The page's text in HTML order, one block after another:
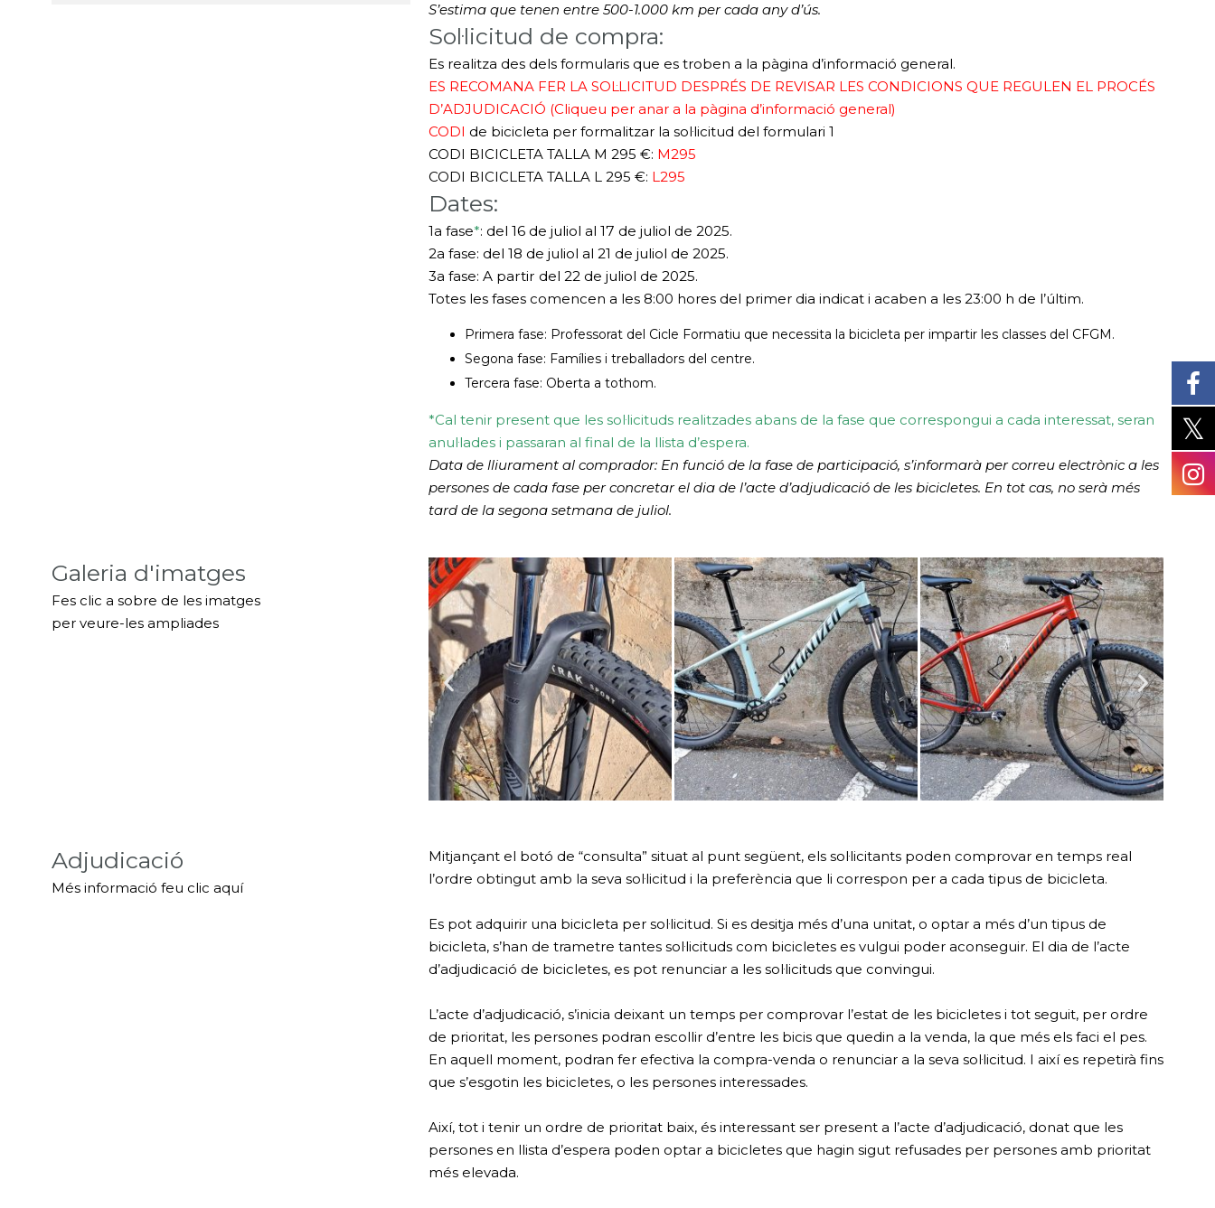
S’estima que tenen entre 500-1.000 km per cada any d’ús.
Sol·licitud de compra:
Es realitza des dels formularis que es troben a la pàgina d’informació general.
ES RECOMANA FER LA SOL·LICITUD DESPRÉS DE REVISAR LES CONDICIONS QUE REGULEN EL PROCÉS
D’ADJUDICACIÓ (Cliqueu per anar a la pàgina d’informació general)
CODI de bicicleta per formalitzar la sol·licitud del formulari 1
CODI BICICLETA TALLA M 295 €: M295
CODI BICICLETA TALLA L 295 €: L295
Dates:
1a fase*: del 16 de juliol al 17 de juliol de 2025.
2a fase: del 18 de juliol al 21 de juliol de 2025.
3a fase: A partir del 22 de juliol de 2025.
Totes les fases comencen a les 8:00 hores del primer dia indicat i acaben a les 23:00 h de l’últim.
Primera fase: Professorat del Cicle Formatiu que necessita la bicicleta per impartir les classes del CFGM.
Segona fase: Famílies i treballadors del centre.
Tercera fase: Oberta a tothom.
*Cal tenir present que les sol·licituds realitzades abans de la fase que correspongui a cada interessat, seran
anul·lades i passaran al final de la llista d’espera.
Data de lliurament al comprador:En funció de la fase de participació, s’informarà per correu electrònic a les
persones de cada fase per concretar el dia de l’acte d’adjudicació de les bicicletes. En tot cas, no serà més
tard de la segona setmana de juliol.
Galeria d'imatges
Fes clic a sobre de les imatges
per veure-les ampliades
Adjudicació
Més informació feu clic aquí
Mitjançant el botó de “consulta” situat al punt següent, els sol·licitants poden comprovar en temps real
l’ordre obtingut amb la seva sol·licitud i la preferència que li correspon per a cada tipus de bicicleta.
Es pot adquirir una bicicleta per sol·licitud. Si es desitja més d’una unitat, o optar a més d’un tipus de
bicicleta, s’han de trametre tantes sol·licituds com bicicletes es vulgui poder aconseguir. El dia de l’acte
d’adjudicació de bicicletes, es pot renunciar a les sol·licituds que convingui.
L’acte d’adjudicació, s’inicia deixant un temps per comprovar l’estat de les bicicletes i tot seguit, per ordre
de prioritat, les persones podran escollir d’entre les bicis que quedin a la venda, la que més els faci el pes.
En aquell moment, podran fer efectiva la compra-venda o renunciar a la seva sol·licitud. I així es repetirà fins
que s’esgotin les bicicletes, o les persones interessades.
Així, tot i tenir un ordre de prioritat baix, és interessant ser present a l’acte d’adjudicació, donat que les
persones en llista d’espera poden optar a bicicletes que hagin sigut refusades per persones amb prioritat
més elevada.